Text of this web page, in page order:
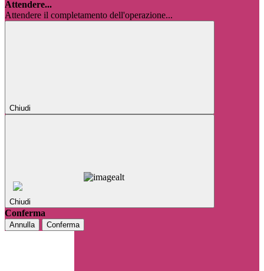
Attendere...
Attendere il completamento dell'operazione...
Chiudi
Chiudi
Conferma
Annulla Conferma